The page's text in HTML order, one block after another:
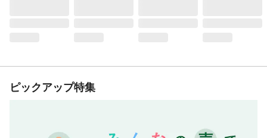
ピックアップ特集